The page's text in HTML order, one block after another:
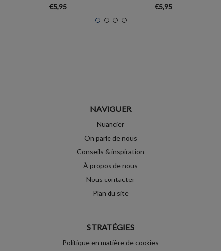
€5,95
€5,95
NAVIGUER
Nuancier
On parle de nous
Conseils & inspiration
À propos de nous
Nous contacter
Plan du site
STRATÉGIES
Politique en matière de cookies